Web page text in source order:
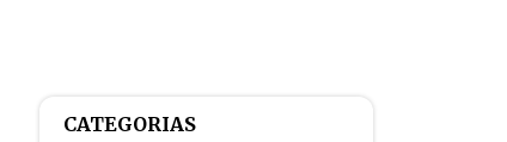
CATEGORIAS